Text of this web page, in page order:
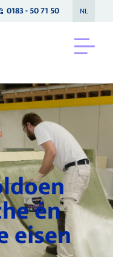
0183 - 50 71 50 NL
én
eisen